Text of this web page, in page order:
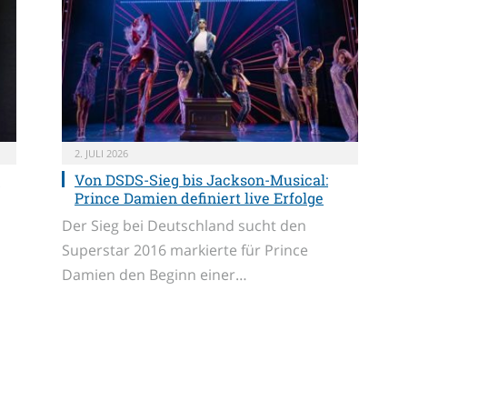
2. JULI 2026
Von DSDS-Sieg bis Jackson-Musical:
Prince Damien definiert live Erfolge
Der Sieg bei Deutschland sucht den
Superstar 2016 markierte für Prince
Damien den Beginn einer…